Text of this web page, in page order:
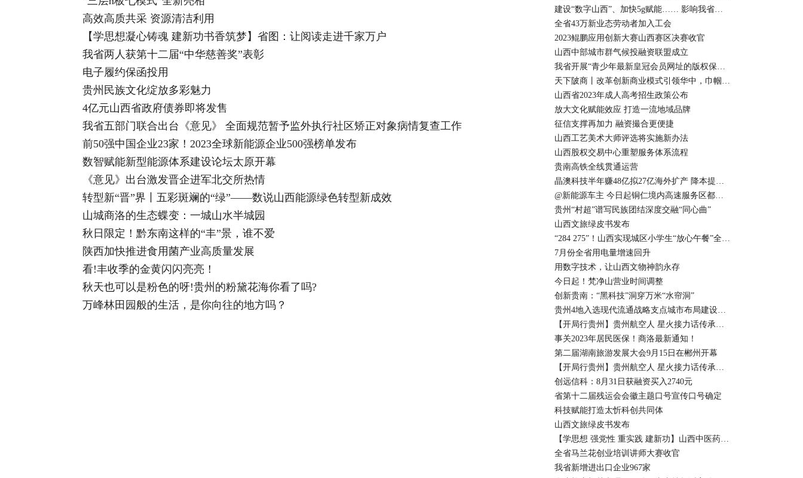
高效高质共采 资源清洁利用
【学思想凝心铸魂 建新功书香筑梦】省图：让阅读走进千家万户
我省两人获第十二届“中华慈善奖”表彰
电子履约保函投用
贵州民族文化绽放多彩魅力
4亿元山西省政府债券即将发售
我省五部门联合出台《意见》 全面规范暂予监外执行社区矫正对象病情复查工作
前50强中国企业23家！2023全球新能源企业500强榜单发布
数智赋能新型能源体系建设论坛太原开幕
《意见》出台激发晋企进军北交所热情
转型新“晋”界丨五彩斑斓的“绿”——数说山西能源绿色转型新成效
山城商洛的生态蝶变：一城山水半城园
秋日限定！黔东南这样的“丰”景，谁不爱
陕西加快推进食用菌产业高质量发展
看!丰收季的金黄闪闪亮亮！
秋天也可以是粉色的呀!贵州的粉黛花海你看了吗?
万峰林田园般的生活，是你向往的地方吗？
建设“数字山西”、加快5g赋能…… 影响我省互联网发展十件大事发布
全省43万新业态劳动者加入工会
2023鲲鹏应用创新大赛山西赛区决赛收官
山西中部城市群气候投融资联盟成立
我省开展“青少年最新皇冠会员网址的版权保护季”行动
天下陂商丨改革创新商业模式引领华中，巾帼之花带领商业航母劈波斩浪
山西省2023年成人高考招生政策公布
放大文化赋能效应 打造一流地域品牌
征信支撑再加力 融资撮合更便捷
山西工艺美术大师评选将实施新办法
山西股权交易中心重塑服务体系流程
贵南高铁全线贯通运营
晶澳科技半年赚48亿拟27亿海外扩产 降本提质四年半研发投入累计超120亿
@新能源车主 今日起铜仁境内高速服务区都能充电!
贵州“村超”谱写民族团结深度交融“同心曲”
山西文旅绿皮书发布
“284 275”！山西实现城区小学生“放心午餐”全覆盖
7月份全省用电量增速回升
用数字技术，让山西文物神韵永存
今日起！梵净山营业时间调整
创新贵南：“黑科技”洞穿万米“水帘洞”
贵州4地入选现代流通战略支点城市布局建设名单
【开局行贵州】贵州航空人 星火接力话传承② | 试飞时刻，是他人生的高光点
事关2023年居民医保！商洛最新通知！
第二届湖南旅游发展大会9月15日在郴州开幕
【开局行贵州】贵州航空人 星火接力话传承③ | 左崧磊：赓续“三线精神” 青春逐梦蓝天
创远信科：8月31日获融资买入2740元
省第十二届残运会会徽主题口号宣传口号确定
科技赋能打造太忻科创共同体
山西文旅绿皮书发布
【学思想 强党性 重实践 建新功】山西中医药大学附属医院——“对症下药”务求实效 优质医疗服务百姓
全省马兰花创业培训讲师大赛收官
我省新增进出口企业967家